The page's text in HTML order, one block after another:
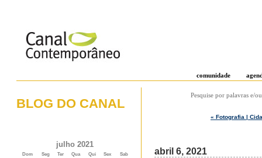
comunidade
BLOG DO CANAL
julho 2021
Dom Seg Ter Qua Qui Sex
Sab
Pesquise por palavras e/
« Fotografia |
abril 6, 2021